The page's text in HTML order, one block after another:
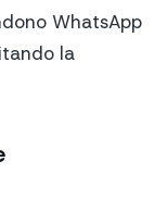
WhatsApp
la